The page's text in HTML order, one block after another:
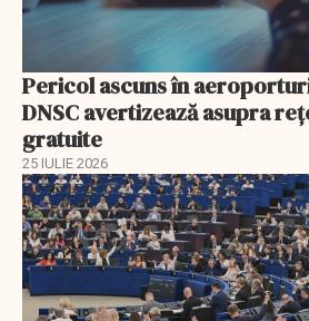
Pericol ascuns în
DNSC avertizează asupra
gratuite
25 IULIE 2026